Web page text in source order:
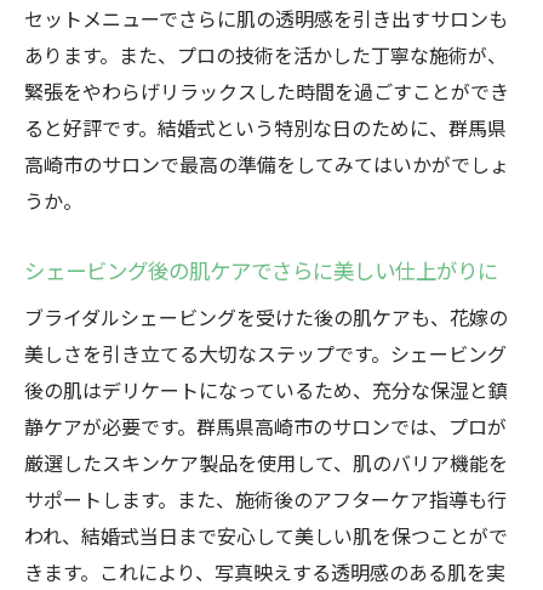
入れる
シェービングがもたらす結婚式当日の安心
感
群馬県高崎市で特別なシェービングを選ぶ
理由
結婚式前に知っておきたいシェービングの
基礎知識
ブライダルシェービングがもたらすメリット群
馬県高崎市での体験を通じて
肌のトーンアップとメイクの効果を最大化
する
ブライダルシェービングで得られる多くの
メリット
セットメニューでさらに肌の透明感を引き出すサロンも
あります。また、プロの技術を活かした丁寧な施術が、
緊張をやわらげリラックスした時間を過ごすことができ
ると好評です。結婚式という特別な日のために、群馬県
高崎市のサロンで最高の準備をしてみてはいかがでしょ
うか。
シェービング後の肌ケアでさらに美しい仕上がりに
ブライダルシェービングを受けた後の肌ケアも、花嫁の
美しさを引き立てる大切なステップです。シェービング
後の肌はデリケートになっているため、充分な保湿と鎮
静ケアが必要です。群馬県高崎市のサロンでは、プロが
厳選したスキンケア製品を使用して、肌のバリア機能を
サポートします。また、施術後のアフターケア指導も行
われ、結婚式当日まで安心して美しい肌を保つことがで
きます。これにより、写真映えする透明感のある肌を実